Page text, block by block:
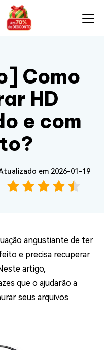
Como
HD
e com
em 2026-01-19
angustiante de ter
e precisa recuperar
artigo,
que o ajudarão a
seus arquivos